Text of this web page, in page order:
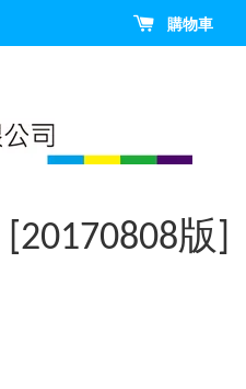
購物車
版]